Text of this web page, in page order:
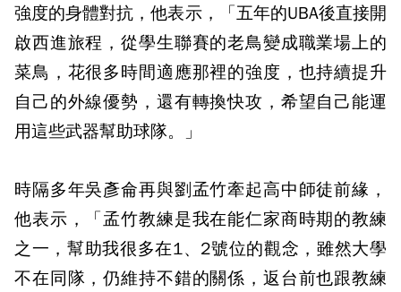
強度的身體對抗，他表示，「五年的UBA後直接開
啟西進旅程，從學生聯賽的老鳥變成職業場上的
菜鳥，花很多時間適應那裡的強度，也持續提升
自己的外線優勢，還有轉換快攻，希望自己能運
用這些武器幫助球隊。」
時隔多年吳彥侖再與劉孟竹牽起高中師徒前緣，
他表示，「孟竹教練是我在能仁家商時期的教練
之一，幫助我很多在1、2號位的觀念，雖然大學
不在同隊，仍維持不錯的關係，返台前也跟教練